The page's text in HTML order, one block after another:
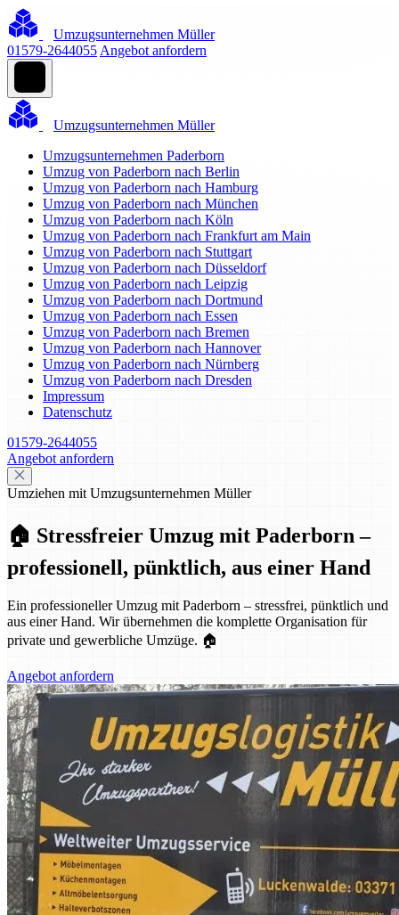
Umzugsunternehmen Müller
01579-2644055 Angebot anfordern
Umzugsunternehmen Müller
Umzugsunternehmen Paderborn
Umzug von Paderborn nach Berlin
Umzug von Paderborn nach Hamburg
Umzug von Paderborn nach München
Umzug von Paderborn nach Köln
Umzug von Paderborn nach Frankfurt am Main
Umzug von Paderborn nach Stuttgart
Umzug von Paderborn nach Düsseldorf
Umzug von Paderborn nach Leipzig
Umzug von Paderborn nach Dortmund
Umzug von Paderborn nach Essen
Umzug von Paderborn nach Bremen
Umzug von Paderborn nach Hannover
Umzug von Paderborn nach Nürnberg
Umzug von Paderborn nach Dresden
Impressum
Datenschutz
01579-2644055
Angebot anfordern
Umziehen mit Umzugsunternehmen Müller
🏠 Stressfreier Umzug mit Paderborn –
professionell, pünktlich, aus einer Hand
Ein professioneller Umzug mit Paderborn – stressfrei, pünktlich und
aus einer Hand. Wir übernehmen die komplette Organisation für
private und gewerbliche Umzüge. 🏠
Angebot anfordern